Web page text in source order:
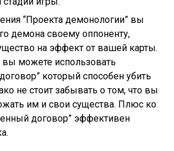
“Проекта демонологии” вы
демона своему оппоненту,
на эффект от вашей карты.
вы можете использовать
который способен убить
не стоит забывать о том, что вы
им и свои существа. Плюс ко
договор” эффективен